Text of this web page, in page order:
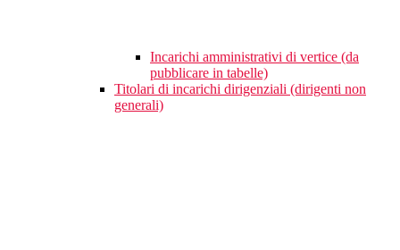
Incarichi amministrativi di vertice (da
pubblicare in tabelle)
Titolari di incarichi dirigenziali (dirigenti non
generali)